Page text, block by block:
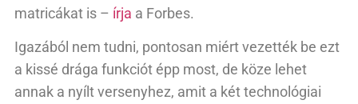
matricákat is – írja a Forbes.
Igazából nem tudni, pontosan miért vezették be ezt
a kissé drága funkciót épp most, de köze lehet
annak a nyílt versenyhez, amit a két technológiai